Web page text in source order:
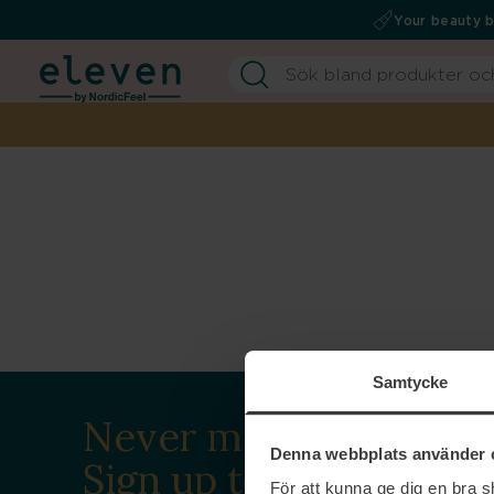
Samtycke
Denna webbplats använder
För att kunna ge dig en bra
Your beauty
Never miss a beat.
Sign up to our